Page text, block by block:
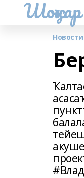
Шоңҡар
Новости